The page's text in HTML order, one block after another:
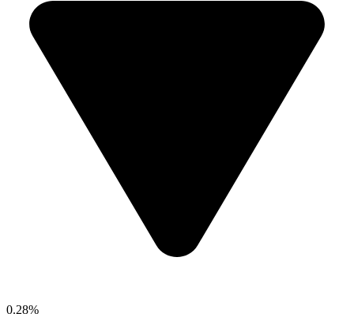
0.28%